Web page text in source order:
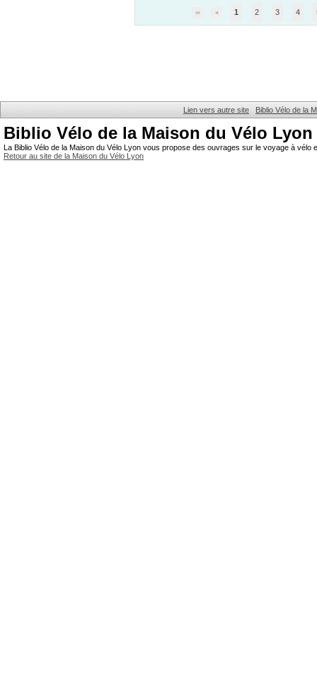
1 2 3 4
Lien vers autre site Biblio Vélo de la
Biblio Vélo de la Maison du Vélo Lyon
La Biblio Vélo de la Maison du Vélo Lyon vous propose des ouvrages sur le voyage à
Retour au site de la Maison du Vélo Lyon